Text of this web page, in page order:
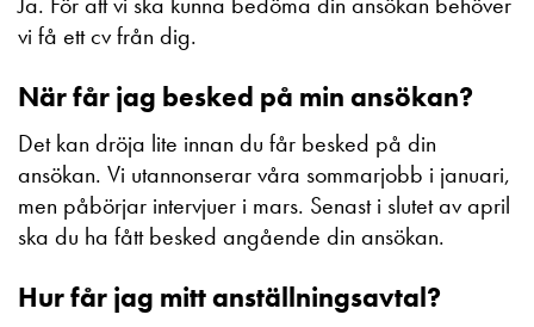
vi få ett cv från dig.
När får jag besked på min ansökan?
Det kan dröja lite innan du får besked på din
ansökan. Vi utannonserar våra sommarjobb i januari,
men påbörjar intervjuer i mars. Senast i slutet av april
ska du ha fått besked angående din ansökan.
Hur får jag mitt anställningsavtal?